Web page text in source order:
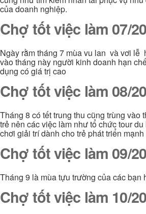
của doanh nghiệp.
Chợ tốt việc làm 07/
Ngày rằm tháng 7 mùa vu lan và vơi lễ
vào tháng này người kinh doanh hạn
dụng có giá trị cao
Chợ tốt việc làm 08/
Tháng 8 có tết trung thu cũng trùng vào
trẻ nên các việc làm như tổ chức tour
chơi giải trí dành cho trẻ phát triển mạnh
Chợ tốt việc làm 09/
Tháng 9 là mùa tựu trường của các bạn
Chợ tốt việc làm 10/